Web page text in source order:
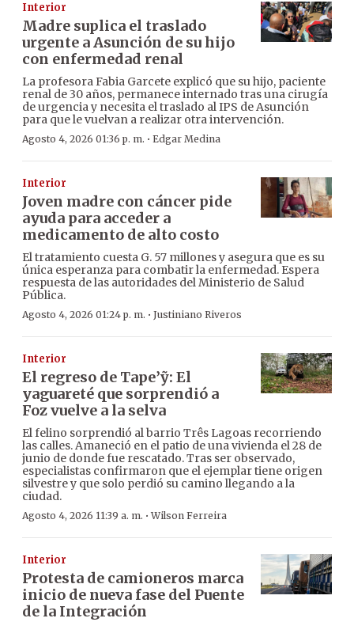
Interior
Madre suplica el traslado
urgente a Asunción de su hijo
con enfermedad renal
La profesora Fabia Garcete explicó que su hijo, paciente
renal de 30 años, permanece internado tras una cirugía
de urgencia y necesita el traslado al IPS de Asunción
para que le vuelvan a realizar otra intervención.
Agosto 4, 2026 01:36 p. m. · Edgar Medina
Interior
Joven madre con cáncer pide
ayuda para acceder a
medicamento de alto costo
El tratamiento cuesta G. 57 millones y asegura que es su
única esperanza para combatir la enfermedad. Espera
respuesta de las autoridades del Ministerio de Salud
Pública.
Agosto 4, 2026 01:24 p. m. · Justiniano Riveros
Interior
El regreso de Tape’ỹ: El
yaguareté que sorprendió a
Foz vuelve a la selva
El felino sorprendió al barrio Três Lagoas recorriendo
las calles. Amaneció en el patio de una vivienda el 28 de
junio de donde fue rescatado. Tras ser observado,
especialistas confirmaron que el ejemplar tiene origen
silvestre y que solo perdió su camino llegando a la
ciudad.
Agosto 4, 2026 11:39 a. m. ·Wilson Ferreira
Interior
Protesta de camioneros marca
inicio de nueva fase del Puente
de la Integración